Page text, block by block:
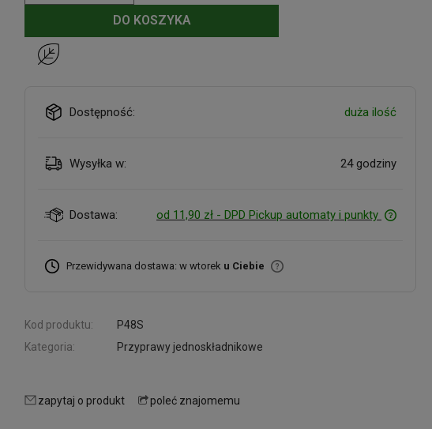
DO KOSZYKA
Dostępność: duża ilość
Wysyłka w: 24 godziny
Dostawa: od 11,90 zł - DPD Pickup automaty i punkty
Przewidywana dostawa: w wtorek u Ciebie
Kod produktu:
P48S
Kategoria:
Przyprawy jednoskładnikowe
zapytaj o produkt poleć znajomemu